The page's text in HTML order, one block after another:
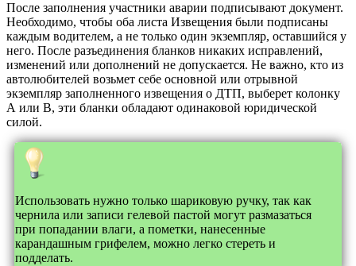
После заполнения участники аварии подписывают документ.
Необходимо, чтобы оба листа Извещения были подписаны
каждым водителем, а не только один экземпляр, оставшийся у
него. После разъединения бланков никаких исправлений,
изменений или дополнений не допускается. Не важно, кто из
автолюбителей возьмет себе основной или отрывной
экземпляр заполненного извещения о ДТП, выберет колонку
А или В, эти бланки обладают одинаковой юридической
силой.
Использовать нужно только шариковую ручку, так как
чернила или записи гелевой пастой могут размазаться
при попадании влаги, а пометки, нанесенные
карандашным грифелем, можно легко стереть и
подделать.